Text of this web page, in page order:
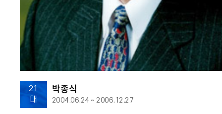
21
대
박종식
2004.06.24 ~ 2006.12.27